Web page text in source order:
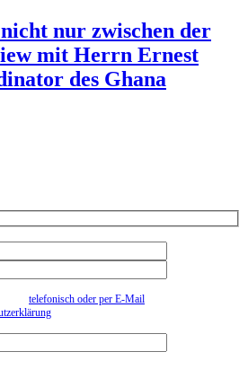
nur zwischen der
mit Herrn Ernest
des Ghana
telefonisch oder per E-Mail